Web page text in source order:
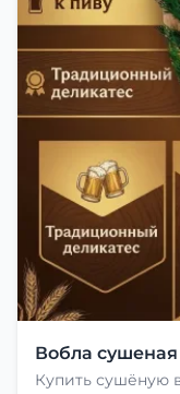
Вобла сушеная
Купить сушёную